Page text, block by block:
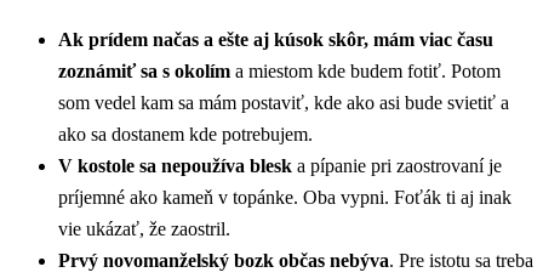
Ak prídem načas a ešte aj kúsok skôr, mám viac času
zoznámiť sa s okolím a miestom kde budem fotiť. Potom
som vedel kam sa mám postaviť, kde ako asi bude svietiť a
ako sa dostanem kde potrebujem.
V kostole sa nepoužíva blesk a pípanie pri zaostrovaní je
príjemné ako kameň v topánke. Oba vypni. Foťák ti aj inak
vie ukázať, že zaostril.
Prvý novomanželský bozk občas nebýva. Pre istotu sa treba